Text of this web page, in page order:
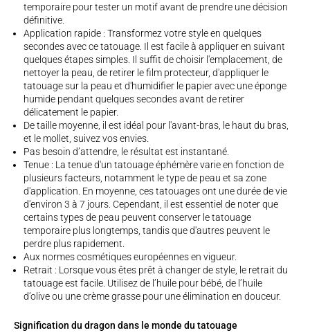
temporaire pour tester un motif avant de prendre une décision
définitive.
Application rapide : Transformez votre style en quelques
secondes avec ce tatouage. Il est facile à appliquer en suivant
quelques étapes simples. Il suffit de choisir l'emplacement, de
nettoyer la peau, de retirer le film protecteur, d'appliquer le
tatouage sur la peau et d'humidifier le papier avec une éponge
humide pendant quelques secondes avant de retirer
délicatement le papier.
De taille moyenne, il est idéal pour l'avant-bras, le haut du bras,
et le mollet, suivez vos envies.
Pas besoin d’attendre, le résultat est instantané.
Tenue : La tenue d'un tatouage éphémère varie en fonction de
plusieurs facteurs, notamment le type de peau et sa zone
d'application. En moyenne, ces tatouages ont une durée de vie
d'environ 3 à 7 jours. Cependant, il est essentiel de noter que
certains types de peau peuvent conserver le tatouage
temporaire plus longtemps, tandis que d'autres peuvent le
perdre plus rapidement.
Aux normes cosmétiques européennes en vigueur.
Retrait : Lorsque vous êtes prêt à changer de style, le retrait du
tatouage est facile. Utilisez de l’huile pour bébé, de l’huile
d’olive ou une crème grasse pour une élimination en douceur.
Signification du dragon dans le monde du tatouage